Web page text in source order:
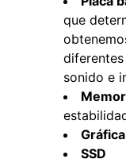
que
sonido e
Gráfica
SSD